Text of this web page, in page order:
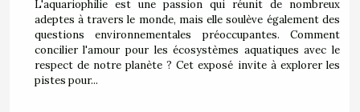
L'aquariophilie est une passion qui réunit de nombreux
adeptes à travers le monde, mais elle soulève également des
questions environnementales préoccupantes. Comment
concilier l'amour pour les écosystèmes aquatiques avec le
respect de notre planète ? Cet exposé invite à explorer les
pistes pour...